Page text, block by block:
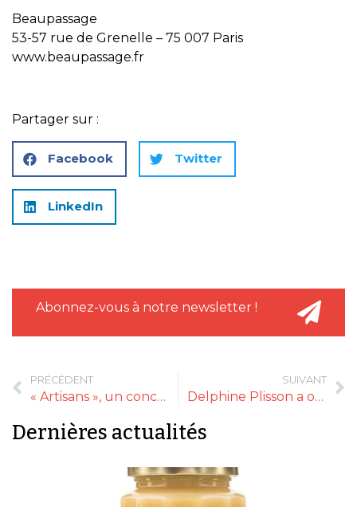
Beaupassage
53-57 rue de Grenelle – 75 007 Paris
www.beaupassage.fr
Partager sur :
Facebook Twitter
LinkedIn
Abonnez-vous à notre newsletter !
PRÉCÉDENT
« Artisans », un concept store gourmet à Québec
SUIVANT
Delphine Plisson a ouvert une deuxième adresse parisienne
Dernières actualités